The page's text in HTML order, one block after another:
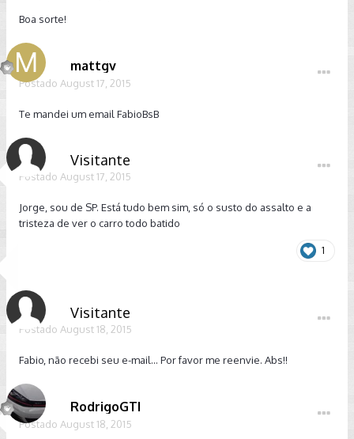
Boa sorte!
mattgv
Postado August 17, 2015
Te mandei um email FabioBsB
Visitante
Postado August 17, 2015
Jorge, sou de SP. Está tudo bem sim, só o susto do assalto e a
tristeza de ver o carro todo batido
1
Visitante
Postado August 18, 2015
Fabio, não recebi seu e-mail... Por favor me reenvie. Abs!!
RodrigoGTI
Postado August 18, 2015